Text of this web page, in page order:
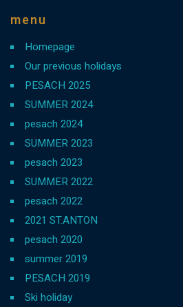
menu
Homepage
Our previous holidays
PESACH 2025
SUMMER 2024
pesach 2024
SUMMER 2023
pesach 2023
SUMMER 2022
pesach 2022
2021 ST.ANTON
pesach 2020
summer 2019
PESACH 2019
Ski holiday